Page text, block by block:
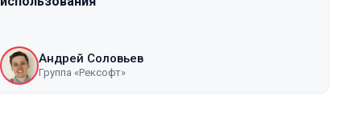
Андрей Соловьев
Группа «Рексофт»